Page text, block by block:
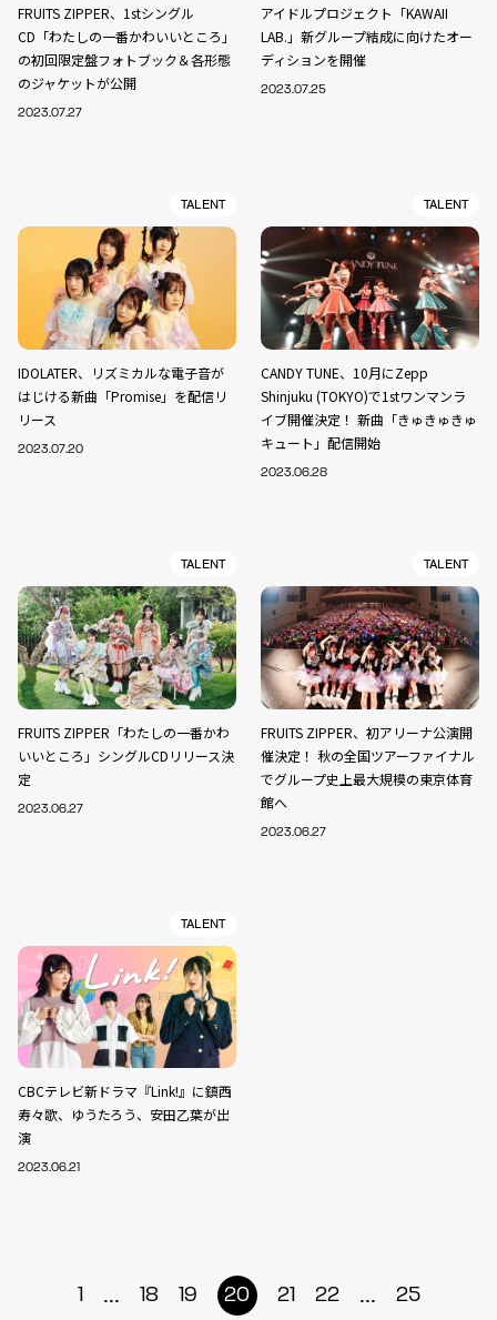
FRUITS ZIPPER、1stシングル
CD「わたしの一番かわいいところ」
の初回限定盤フォトブック＆各形態
のジャケットが公開
2023.07.27
アイドルプロジェクト「KAWAII
LAB.」新グループ結成に向けたオー
ディションを開催
2023.07.25
TALENT
IDOLATER、リズミカルな電子音が
はじける新曲「Promise」を配信リ
リース
2023.07.20
TALENT
CANDY TUNE、10月にZepp
Shinjuku (TOKYO)で1stワンマンラ
イブ開催決定！ 新曲「きゅきゅきゅ
キュート」配信開始
2023.06.28
TALENT
FRUITS ZIPPER「わたしの一番かわ
いいところ」シングルCDリリース決
定
2023.06.27
TALENT
FRUITS ZIPPER、初アリーナ公演開
催決定！ 秋の全国ツアーファイナル
でグループ史上最大規模の東京体育
館へ
2023.06.27
TALENT
CBCテレビ新ドラマ『Link!』に鎮西
寿々歌、ゆうたろう、安田乙葉が出
演
2023.06.21
1 ... 18 19 20 21 22 ... 25